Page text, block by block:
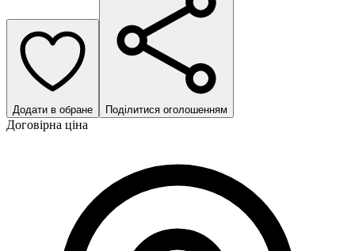
Додати в обране Поділитися оголошенням
Договірна ціна